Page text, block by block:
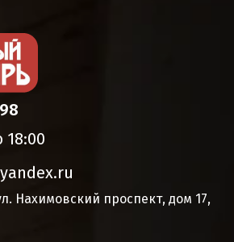
18:00
Нахимовский проспект, дом 17,